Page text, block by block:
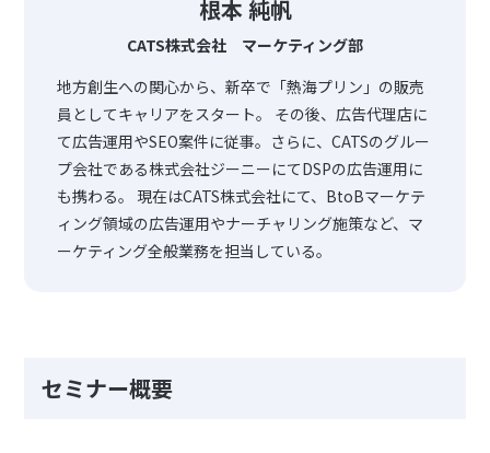
根本 純帆
CATS株式会社 マーケティング部
地方創生への関心から、新卒で「熱海プリン」の販売
員としてキャリアをスタート。 その後、広告代理店に
て広告運用やSEO案件に従事。さらに、CATSのグルー
プ会社である株式会社ジーニーにてDSPの広告運用に
も携わる。 現在はCATS株式会社にて、BtoBマーケテ
ィング領域の広告運用やナーチャリング施策など、マ
ーケティング全般業務を担当している。
セミナー概要